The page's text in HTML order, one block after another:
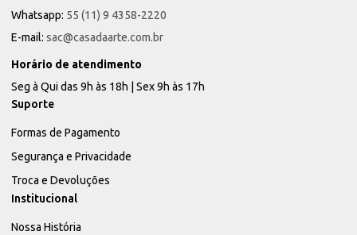
Whatsapp: 55 (11) 9 4358-2220
E-mail: sac@casadaarte.com.br
Horário de atendimento
Seg à Qui das 9h às 18h | Sex 9h às 17h
Suporte
Formas de Pagamento
Segurança e Privacidade
Troca e Devoluções
Institucional
Nossa História